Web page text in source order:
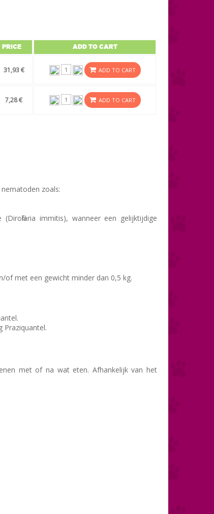
PRICE ADD TO CART
31,93 € ADD TO CART
7,28 € ADD TO CART
zoals:
(Dirofilaria immitis), wanneer een gelijktijdige
of met een gewicht minder dan 0,5 kg.
Praziquantel.
met of na wat eten. Afhankelijk van het